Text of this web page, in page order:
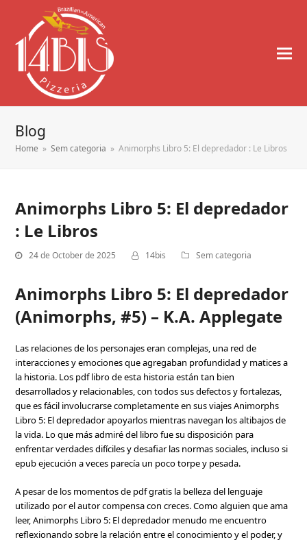
Blog
Home » Sem categoria » Animorphs Libro 5: El depredador : Le Libros
Animorphs Libro 5: El depredador
: Le Libros
24 de October de 2025 14bis Sem categoria
Animorphs Libro 5: El depredador
(Animorphs, #5) – K.A. Applegate
Las relaciones de los personajes eran complejas, una red de
interacciones y emociones que agregaban profundidad y matices a
la historia. Los pdf libro de esta historia están tan bien
desarrollados y relacionables, con todos sus defectos y fortalezas,
que es fácil involucrarse completamente en sus viajes Animorphs
Libro 5: El depredador apoyarlos mientras navegan los altibajos de
la vida. Lo que más admiré del libro fue su disposición para
enfrentar verdades difíciles y desafiar las normas sociales, incluso si
epub ejecución a veces parecía un poco torpe y pesada.
A pesar de los momentos de pdf gratis la belleza del lenguaje
utilizado por el autor compensa con creces. Como alguien que ama
leer, Animorphs Libro 5: El depredador menudo me encuentro
reflexionando sobre la relación entre el conocimiento y el poder, y